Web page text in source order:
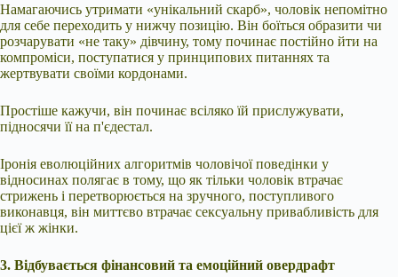
Намагаючись утримати «унікальний скарб», чоловік непомітно
для себе переходить у нижчу позицію. Він боїться образити чи
розчарувати «не таку» дівчину, тому починає постійно йти на
компроміси, поступатися у принципових питаннях та
жертвувати своїми кордонами.
Простіше кажучи, він починає всіляко їй прислужувати,
підносячи її на п'єдестал.
Іронія еволюційних алгоритмів чоловічої поведінки у
відносинах полягає в тому, що як тільки чоловік втрачає
стрижень і перетворюється на зручного, поступливого
виконавця, він миттєво втрачає сексуальну привабливість для
цієї ж жінки.
3. Відбувається фінансовий та емоційний овердрафт